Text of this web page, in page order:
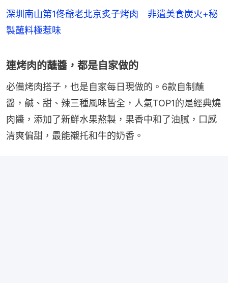
深圳南山第1佟爺老北京炙子烤肉 非遺美食炭火+秘
製蘸料極惹味
連烤肉的蘸醬，都是自家做的
必備烤肉搭子，也是自家每日現做的。6款自制蘸
醬，鹹、甜、辣三種風味皆全，人氣TOP1的是經典燒
肉醬，添加了新鮮水果熬製，果香中和了油膩，口感
清爽偏甜，最能襯托和牛的奶香。